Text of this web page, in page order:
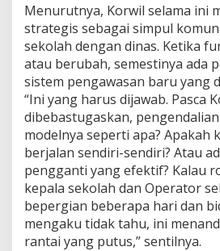
Menurutnya, Korwil selama ini
strategis sebagai simpul
sekolah dengan dinas. Ketika
atau berubah, semestinya ada
sistem pengawasan baru yang
“Ini yang harus dijawab. Pasca
dibebastugaskan,
modelnya seperti apa? Apakah
berjalan sendiri-sendiri? Atau
pengganti yang efektif? Kalau
kepala sekolah dan Operator
bepergian beberapa hari dan
mengaku tidak tahu, ini
rantai yang putus,” sentilnya.